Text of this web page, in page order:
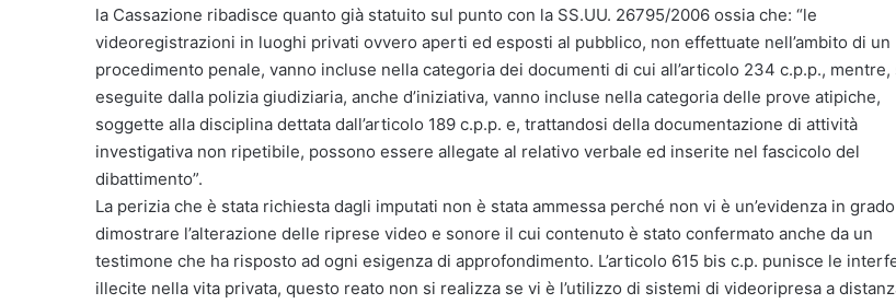
la Cassazione ribadisce quanto già statuito sul punto con la SS.UU. 26795/2006 ossia che: “le
videoregistrazioni in luoghi privati ovvero aperti ed esposti al pubblico, non effettuate nell’ambito di un
procedimento penale, vanno incluse nella categoria dei documenti di cui all’articolo 234 c.p.p., mentre,
eseguite dalla polizia giudiziaria, anche d’iniziativa, vanno incluse nella categoria delle prove atipiche,
soggette alla disciplina dettata dall’articolo 189 c.p.p. e, trattandosi della documentazione di attività
investigativa non ripetibile, possono essere allegate al relativo verbale ed inserite nel fascicolo del
dibattimento”.
La perizia che è stata richiesta dagli imputati non è stata ammessa perché non vi è un’evidenza in
dimostrare l’alterazione delle riprese video e sonore il cui contenuto è stato confermato anche da un
testimone che ha risposto ad ogni esigenza di approfondimento. L’articolo 615 bis c.p. punisce le
illecite nella vita privata, questo reato non si realizza se vi è l’utilizzo di sistemi di videoripresa a